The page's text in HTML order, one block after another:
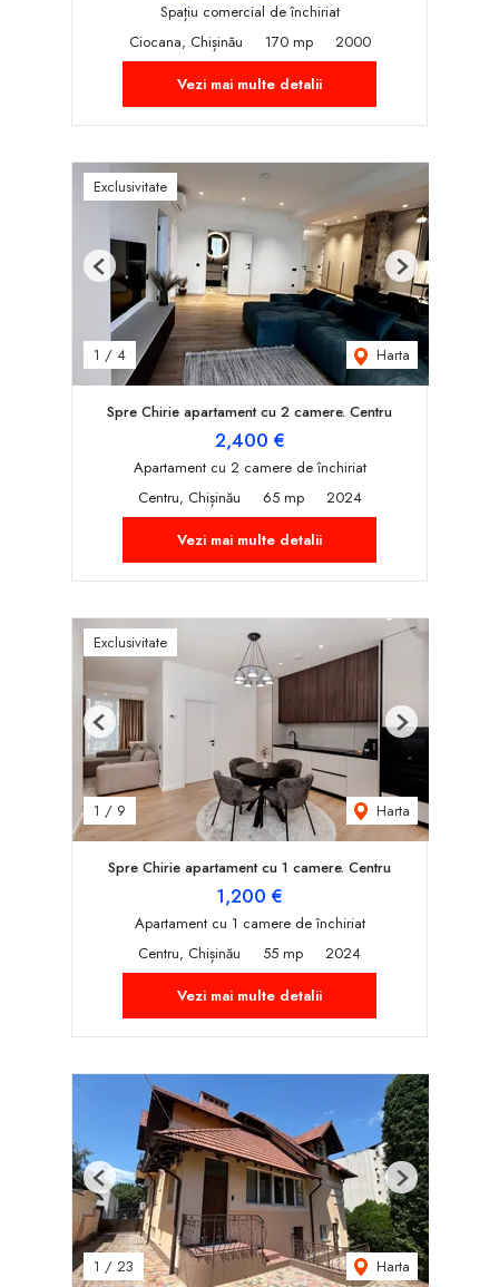
Spațiu comercial de închiriat
Ciocana, Chișinău
170 mp
2000
Vezi mai multe detalii
Exclusivitate
1 / 4 Harta
Previous Next
Spre Chirie apartament cu 2 camere. Centru
2,400 €
Apartament cu 2 camere de închiriat
Centru, Chișinău
65 mp
2024
Vezi mai multe detalii
Exclusivitate
1 / 9 Harta
Previous Next
Spre Chirie apartament cu 1 camere. Centru
1,200 €
Apartament cu 1 camere de închiriat
Centru, Chișinău
55 mp
2024
Vezi mai multe detalii
1 / 23 Harta
Previous Next